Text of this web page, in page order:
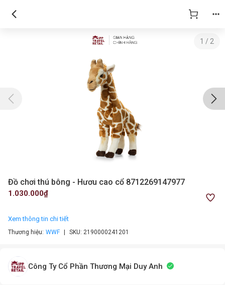
1 / 2
Đồ chơi thú bông - Hươu cao cổ 8712269147977
1.030.000₫
Xem thông tin chi tiết
Thương hiệu: WWF SKU: 2190000241201
Công Ty Cổ Phần Thương Mại Duy Anh